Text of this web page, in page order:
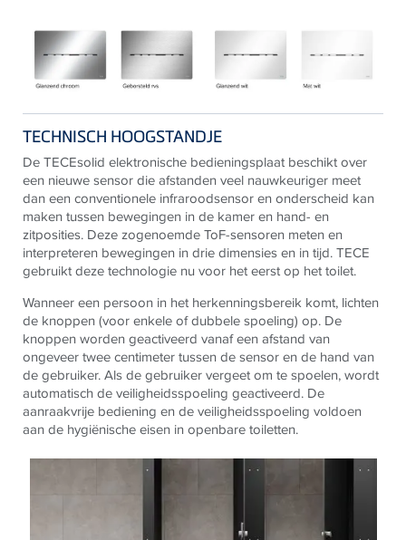
TECHNISCH HOOGSTANDJE
DeTECEsolid elektronische bedieningsplaat beschikt over
een nieuwe sensor die afstanden veel nauwkeuriger meet
dan een conventionele infraroodsensor en onderscheid kan
maken tussen bewegingen in de kamer en hand- en
zitposities. Deze zogenoemde ToF-sensoren meten en
interpreteren bewegingen in drie dimensies en in tijd.TECE
gebruikt deze technologie nu voor het eerst op het toilet.
Wanneer een persoon in het herkenningsbereik komt, lichten
de knoppen (voor enkele of dubbele spoeling) op. De
knoppen worden geactiveerd vanaf een afstand van
ongeveer twee centimeter tussen de sensor en de hand van
de gebruiker. Als de gebruiker vergeet om te spoelen, wordt
automatisch de veiligheidsspoeling geactiveerd. De
aanraakvrije bediening en de veiligheidsspoeling voldoen
aan de hygiënische eisen in openbare toiletten.